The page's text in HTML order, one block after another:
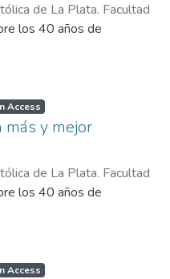
de La Plata. Facultad
Políticas,2023-12-
los 40 años de
Access
más y mejor
de La Plata. Facultad
Políticas,2023-12-
los 40 años de
Access